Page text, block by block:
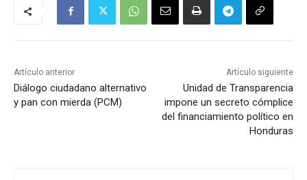
Artículo anterior
Diálogo ciudadano alternativo
y pan con mierda (PCM)
Artículo siguiente
Unidad de Transparencia
impone un secreto cómplice
del financiamiento político en
Honduras